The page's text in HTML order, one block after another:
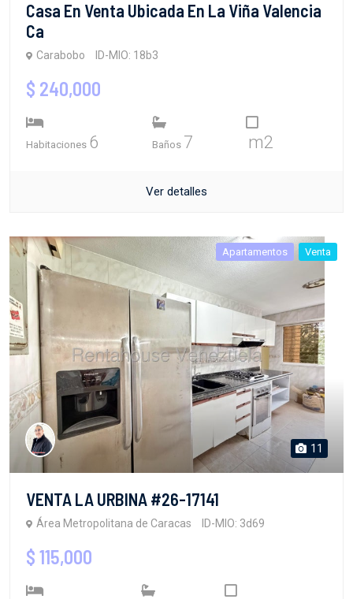
Casa En Venta Ubicada En La Viña Valencia
Ca
Carabobo ID-MIO: 18b3
$ 240,000
Habitaciones 6 Baños 7 m2
Ver detalles
Apartamentos Venta
11
VENTA LA URBINA #26-17141
Área Metropolitana de Caracas ID-MIO: 3d69
$ 115,000